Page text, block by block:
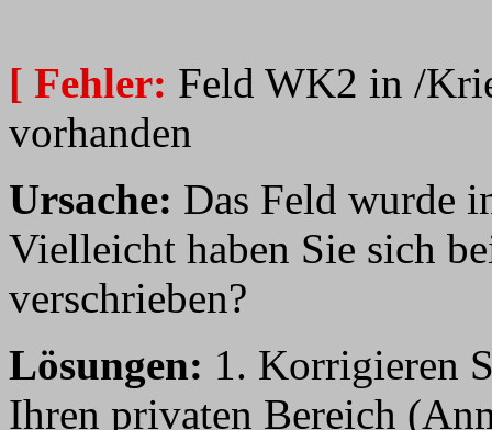
[ Fehler: Feld WK2 in /
vorhanden
Ursache: Das Feld wurde
Vielleicht haben Sie sich
verschrieben?
Lösungen: 1. Korrigieren
Ihren privaten Bereich